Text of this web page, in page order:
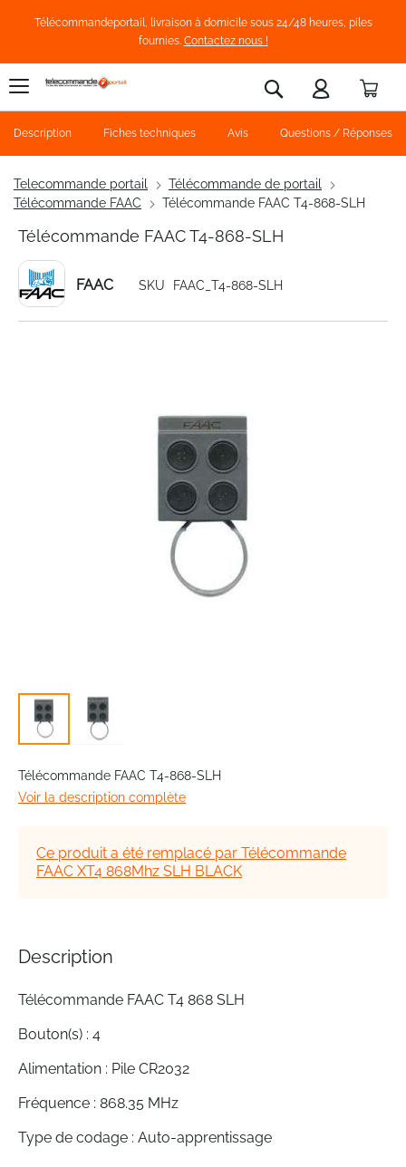
Télécommandeportail, livraison à domicile sous 24/48 heures, piles
fournies. Contactez nous !
Rechercher
Telecommande portail
Télécommande de portail
Télécommande FAAC
Télécommande FAAC T4-868-SLH
Télécommande FAAC T4-868-SLH
FAAC SKU FAAC_T4-868-SLH
to
the
beginning
images
gallery
Télécommande FAAC T4-868-SLH
Voir la description complète
Ce produit a été remplacé par Télécommande
FAAC XT4 868Mhz SLH BLACK
Description Fiches techniques Avis Questions / Réponses
Description
Télécommande FAAC T4 868 SLH
Bouton(s) : 4
Alimentation : Pile CR2032
Fréquence : 868.35 MHz
Type de codage : Auto-apprentissage